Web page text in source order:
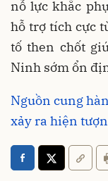
nỗ lực khắc
hỗ trợ tích cực
tố then chốt
Ninh sớm ổn
Nguồn cung
xảy ra hiện